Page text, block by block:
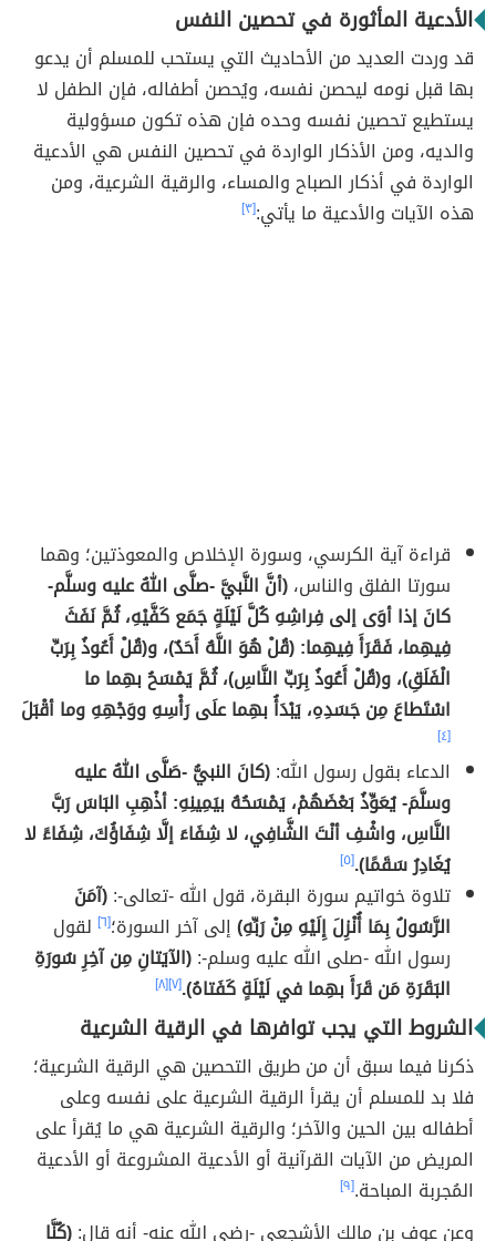
الأدعية المأثورة في تحصين النفس
قد وردت العديد من الأحاديث التي يستحب للمسلم أن يدعو
بها قبل نومه ليحصن نفسه، ويُحصن أطفاله، فإن الطفل لا
يستطيع تحصين نفسه وحده فإن هذه تكون مسؤولية
والديه، ومن الأذكار الواردة في تحصين النفس هي الأدعية
الواردة في أذكار الصباح والمساء، والرقية الشرعية، ومن
هذه الآيات والأدعية ما يأتي:[٣]
قراءة آية الكرسي، وسورة الإخلاص والمعوذتين؛ وهما
سورتا الفلق والناس،(أنَّ النَّبيَّ -صلَّى اللهُ عليه وسلَّم-
كانَ إذا أوَى إلى فِراشِهِ كُلَّ لَيْلَةٍ جَمَع كَفَّيْهِ، ثُمَّ نَفَثَ
فِيهِما، فَقَرَأَ فِيهِما: (قُلْ هُوَ اللَّهُ أَحَدٌ)، و(قُلْ أَعُوذُ بِرَبِّ
الْفَلَقِ)، و(قُلْ أَعُوذُ بِرَبِّ النَّاسِ)، ثُمَّ يَمْسَحُ بهِما ما
اسْتَطاعَ مِن جَسَدِهِ، يَبْدَأُ بهِما علَى رَأْسِهِ ووَجْهِهِ وما أقْبَلَ
[٤]
الدعاء بقول رسول الله:(كانَ النبيُّ -صَلَّى اللهُ عليه
وسلَّمَ- يُعَوِّذُ بَعْضَهُمْ، يَمْسَحُهُ بيَمِينِهِ: أذْهِبِ البَاسَ رَبَّ
النَّاسِ، واشْفِ أنْتَ الشَّافِي، لا شِفَاءَ إلَّا شِفَاؤُكَ، شِفَاءً لا
يُغَادِرُ سَقَمًا).[٥]
تلاوة خواتيم سورة البقرة، قول الله -تعالى-:(آمَنَ
الرَّسُولُ بِمَا أُنْزِلَ إِلَيْهِ مِنْ رَبِّهِ)إلى آخر السورة؛[٦] لقول
رسول الله -صلى الله عليه وسلم-:(الآيَتانِ مِن آخِرِ سُورَةِ
البَقَرَةِ مَن قَرَأَ بهِما في لَيْلَةٍ كَفَتاهُ).[٧] [٨]
الشروط التي يجب توافرها في الرقية الشرعية
ذكرنا فيما سبق أن من طريق التحصين هي الرقية الشرعية؛
فلا بد للمسلم أن يقرأ الرقية الشرعية على نفسه وعلى
أطفاله بين الحين والآخر؛ والرقية الشرعية هي ما يُقرأ على
المريض من الآيات القرآنية أو الأدعية المشروعة أو الأدعية
المُجربة المباحة.[٩]
وعن عوف بن مالك الأشجعي -رضي الله عنه- أنه قال:(كُنَّا